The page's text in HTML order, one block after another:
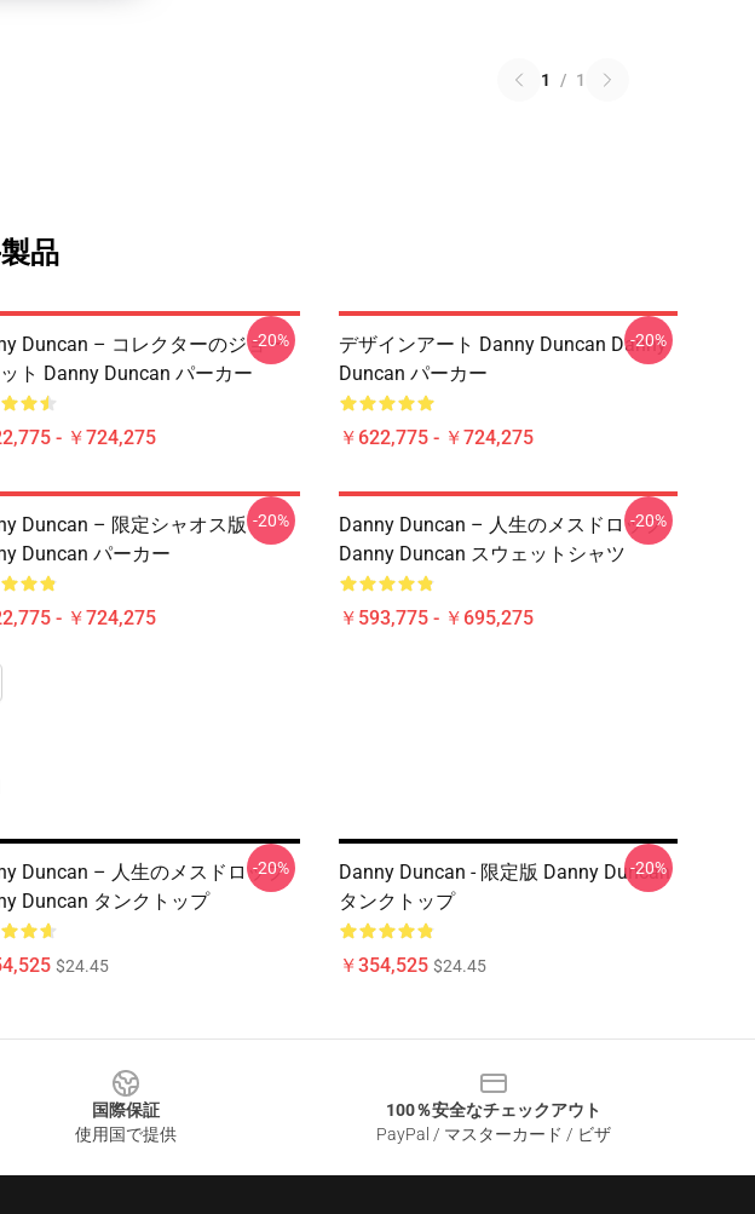
1 / 1
品
Duncan – コレクターのジョー
ト Danny Duncan パーカー
- ￥724,275
-20%
デザインアート Danny Duncan Danny
Duncan パーカー
￥622,775 - ￥724,275
-20%
Duncan – 限定シャオス版
Duncan パーカー
- ￥724,275
-20%
Danny Duncan – 人生のメスドロップ
Danny Duncan スウェットシャツ
￥593,775 - ￥695,275
-20%
Duncan – 人生のメスドロップ
Duncan タンクトップ
$24.45
-20%
Danny Duncan - 限定版 Danny Duncan
タンクトップ
￥354,525 $24.45
-20%
国際保証
使用国で提供
100％安全なチェックアウト
PayPal / マスターカード / ビザ